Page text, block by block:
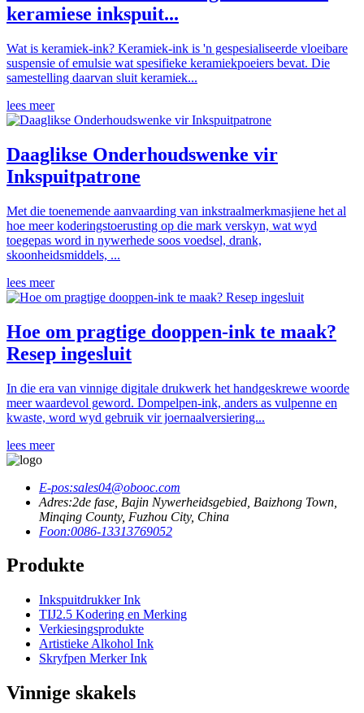
keramiese inkspuit...
Wat is keramiek-ink? Keramiek-ink is 'n gespesialiseerde vloeibare
suspensie of emulsie wat spesifieke keramiekpoeiers bevat. Die
samestelling daarvan sluit keramiek...
lees meer
Daaglikse Onderhoudswenke vir
Inkspuitpatrone
Met die toenemende aanvaarding van inkstraalmerkmasjiene het al
hoe meer koderingstoerusting op die mark verskyn, wat wyd
toegepas word in nywerhede soos voedsel, drank,
skoonheidsmiddels, ...
lees meer
Hoe om pragtige dooppen-ink te maak?
Resep ingesluit
In die era van vinnige digitale drukwerk het handgeskrewe woorde
meer waardevol geword. Dompelpen-ink, anders as vulpenne en
kwaste, word wyd gebruik vir joernaalversiering...
lees meer
E-pos:sales04@obooc.com
Adres:2de fase, Bajin Nywerheidsgebied, Baizhong Town,
Minqing County, Fuzhou City, China
Foon:0086-13313769052
Produkte
Inkspuitdrukker Ink
TIJ2.5 Kodering en Merking
Verkiesingsprodukte
Artistieke Alkohol Ink
Skryfpen Merker Ink
Vinnige skakels